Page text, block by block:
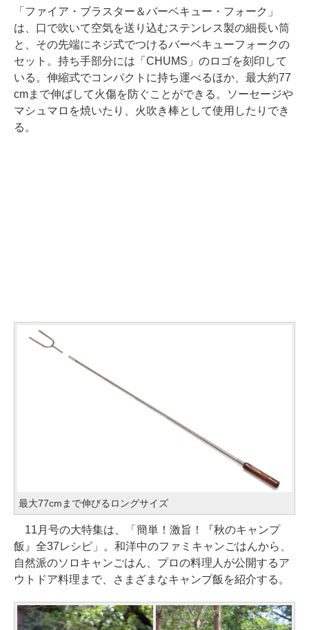
「ファイア・ブラスター＆バーベキュー・フォーク」
は、口で吹いて空気を送り込むステンレス製の細長い筒
と、その先端にネジ式でつけるバーベキューフォークの
セット。持ち手部分には「CHUMS」のロゴを刻印して
いる。伸縮式でコンパクトに持ち運べるほか、最大約77
cmまで伸ばして火傷を防ぐことができる。ソーセージや
マシュマロを焼いたり、火吹き棒として使用したりでき
る。
最大77cmまで伸びるロングサイズ
11月号の大特集は、「簡単！激旨！『秋のキャンプ
飯』全37レシピ」。和洋中のファミキャンごはんから、
自然派のソロキャンごはん、プロの料理人が公開するア
ウトドア料理まで、さまざまなキャンプ飯を紹介する。